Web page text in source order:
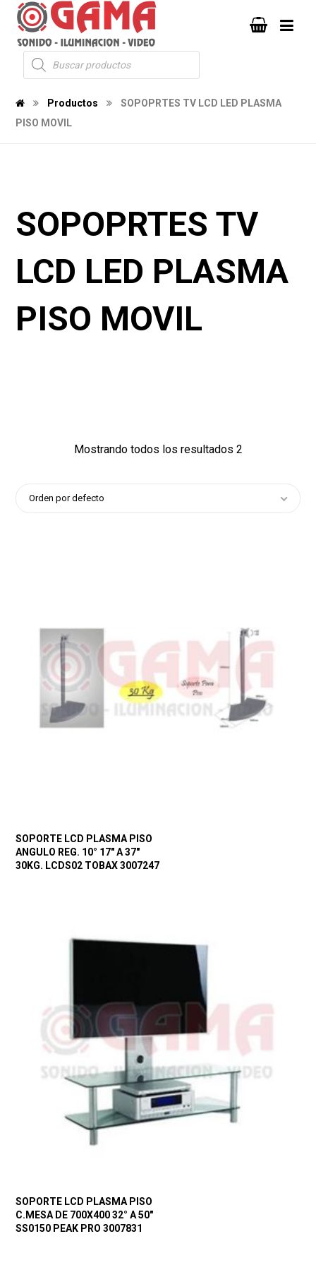
Productos
SOPOPRTES TV LCD LED PLASMA
PISO MOVIL
SOPOPRTES TV
LCD LED PLASMA
PISO MOVIL
Mostrando todos los resultados 2
Orden por defecto
SOPORTE LCD PLASMA PISO
ANGULO REG. 10° 17″ A 37″
30KG. LCDS02 TOBAX 3007247
SOPORTE LCD PLASMA PISO
C.MESA DE 700X400 32° A 50″
SS0150 PEAK PRO 3007831